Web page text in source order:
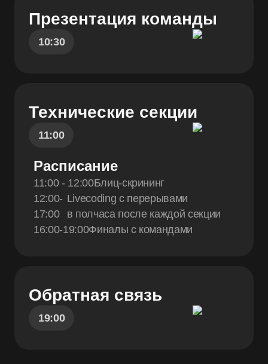
Презентация команды
10:30
Технические секции
11:00
Расписание
11:00 - 12:00Блиц-скрининг
12:00-
17:00
Livecoding с перерывами
в полчаса после каждой секции
16:00-19:00Финалы с командами
Обратная связь
19:00